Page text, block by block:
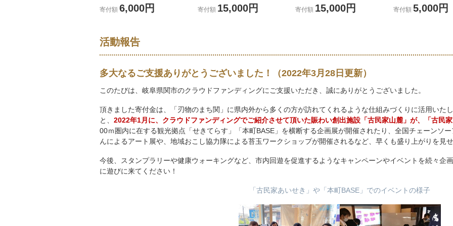
寄付額 6,000円 寄付額 15,000円 寄付額 15,000円 寄付額 5,000円
活動報告
多大なるご支援ありがとうございました！（2022年3月28日更新）
このたびは、岐阜県関市のクラウドファンディングにご支援いただき、誠にありがとうございました。
頂きました寄付金は、「刃物のまち関」に県内外から多くの方が訪れてくれるような仕組みづくりに活用いた
と、 2022年1月に、クラウドファンディングでご紹介させて頂いた賑わい創出施設「古民家山麓」が、「古民
00ｍ圏内に在する観光拠点「せきてらす」「本町BASE」を横断する企画展が開催されたり、全国チェーンソ
んによるアート展や、地域おこし協力隊による苔玉ワークショップが開催されるなど、早くも盛り上がりを見
今後、スタンプラリーや健康ウォーキングなど、市内回遊を促進するようなキャンペーンやイベントを続々企
に遊びに来てください！
「古民家あいせき」や「本町BASE」でのイベントの様子